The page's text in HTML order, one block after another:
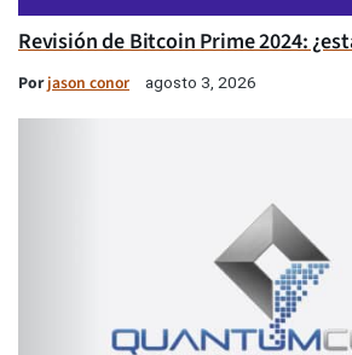
Revisión de Bitcoin Prime 2024:
Porjason conor agosto 3, 2026